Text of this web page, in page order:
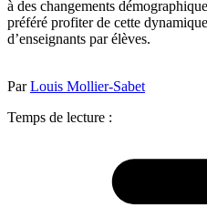
à des changements
préféré profiter de cette
d’enseignants par élèves.
ParLouis Mollier-Sabet
Temps de lecture :